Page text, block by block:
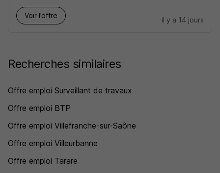
Voir l’offre
il y a 14 jours
Recherches similaires
Offre emploi Surveillant de travaux
Offre emploi BTP
Offre emploi Villefranche-sur-Saône
Offre emploi Villeurbanne
Offre emploi Tarare